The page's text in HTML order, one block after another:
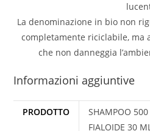
La denominazione in bio non
completamente riciclabile, ma
che non danneggia
Informazioni aggiuntive
PRODOTTO
SHAMPOO
FIALOIDE 30